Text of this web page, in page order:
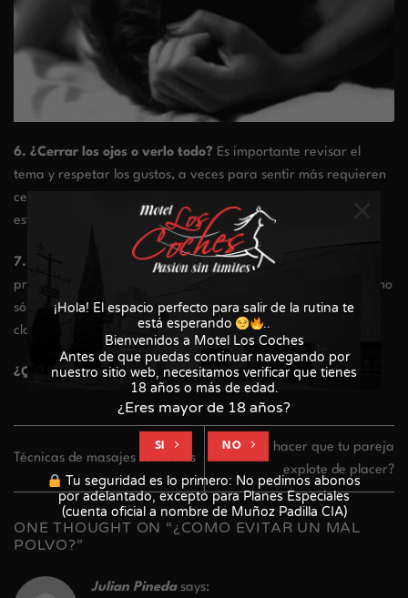
¡Hola! El espacio perfecto para salir de la rutina te
está esperando
..
Bienvenidos a Motel Los Coches
Antes de que puedas continuar navegando por
nuestro sitio web, necesitamos verificar que tienes
18 años o más de edad.
¿Eres mayor de 18 años?
SI NO
Tu seguridad es lo primero: No pedimos abonos
por adelantado, excepto para Planes Especiales
(cuenta oficial a nombre de Muñoz Padilla CIA)
6. ¿Cerrar los ojos o verlo todo? Es importante revisar el
tema y respetar los gustos, a veces para sentir más requieren
cerrar los ojos y concentrarse o verlo todo para tener mayor
estímulo.
7. Protección:
debes hablarlo antes para poder saber como
protegerse, en cada experiencia hay protecciones distintas, no
sólo el preservativo es la opción, además de tener palabras
claves cuando hayan momentos que se salgan de control.
¿Que otros temas se nos pasaron por alto?
Técnicas de masajes sensuales
¿Como hacer que tu pareja
explote de placer?
ONE THOUGHT ON “¿COMO EVITAR UN MAL
POLVO?”
Julian Pineda says: